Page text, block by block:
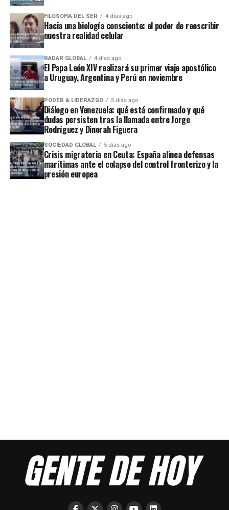
FILOSOFÍA DEL SER 4 días ago
Hacia una biología consciente: el poder de reescribir
nuestra realidad celular
RADAR GLOBAL 4 días ago
El Papa León XIV realizará su primer viaje apostólico
a Uruguay, Argentina y Perú en noviembre
PODER & LIDERAZGO 5 días ago
Diálogo en Venezuela: qué está confirmado y qué
dudas persisten tras la llamada entre Jorge
Rodríguez y Dinorah Figuera
SOCIEDAD GLOBAL 5 días ago
Crisis migratoria en Ceuta: España alinea defensas
marítimas ante el colapso del control fronterizo y la
presión europea